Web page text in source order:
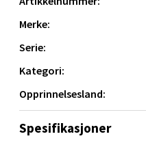
Merke:
Serie:
Kategori:
Opprinnelsesland:
Spesifikasjoner
Molde -
Torget 1, 6413 Molde
Åpent i dag 10-20